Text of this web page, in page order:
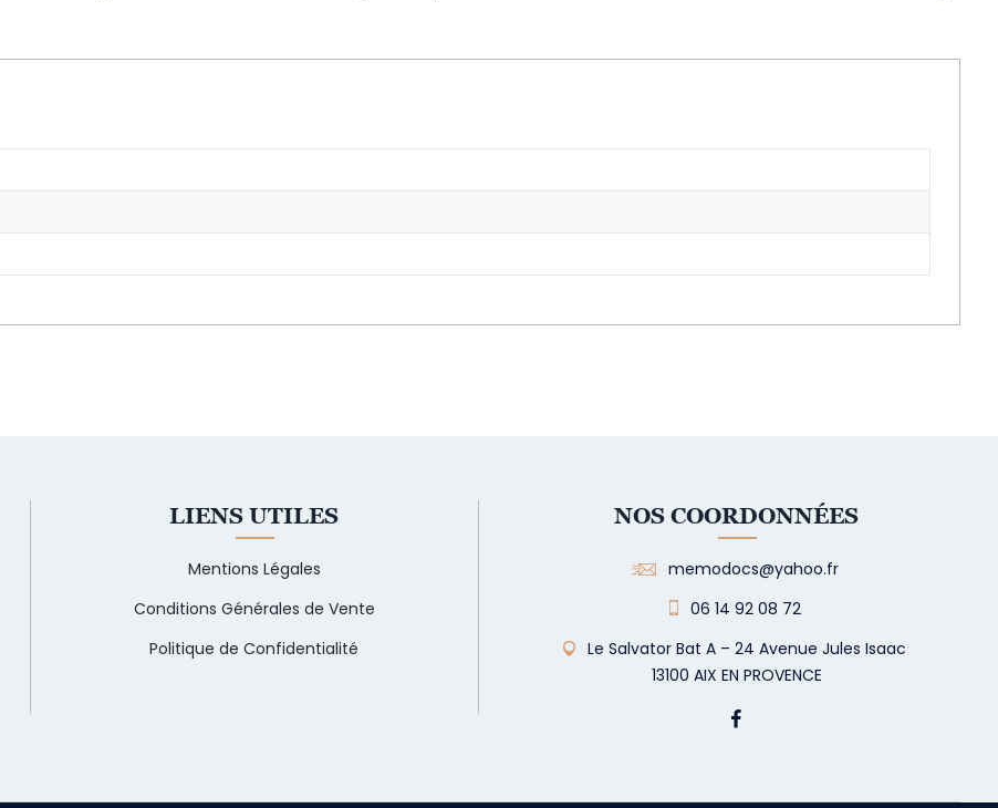
LIENS UTILES
Mentions Légales
Conditions Générales de Vente
Politique de Confidentialité
NOS COORDONNÉES
memodocs@yahoo.fr
06 14 92 08 72
Le Salvator Bat A – 24 Avenue Jules Isaac
13100 AIX EN PROVENCE